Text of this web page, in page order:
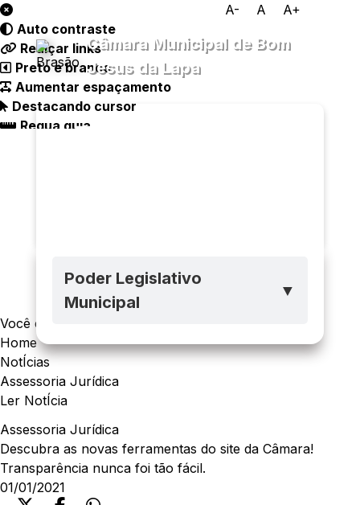
A- A A+
Câmara Municipal de Bom
Jesus da Lapa
Poder Legislativo
Municipal
▼
Auto contraste
Realçar links
Preto e branco
Aumentar espaçamento
Destacando cursor
Regua guia
Você está navegando em:
Home
NotÍcias
Assessoria Jurídica
Ler NotÍcia
Assessoria Jurídica
Descubra as novas ferramentas do site da Câmara!
Transparência nunca foi tão fácil.
01/01/2021